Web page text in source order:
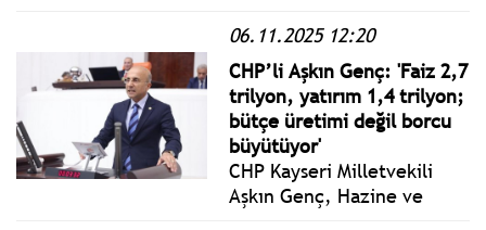
Gold’un Türkiye’de
kurduğu Doğu Biga
şirketinin TÜMAD
tarafından satın alındığı
duyuruldu.
06.11.2025 12:20
CHP’li Aşkın Genç: 'Faiz 2,7
trilyon, yatırım 1,4 trilyon;
bütçe üretimi değil borcu
büyütüyor'
CHP Kayseri Milletvekili
Aşkın Genç, Hazine ve